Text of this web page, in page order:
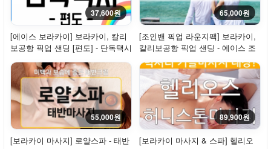
37,600원
[에이스 보라카이] 보라카이, 칼리
보공항 픽업 샌딩 [편도] - 단독택시
65,000원
[조인밴 픽업 라운지팩] 보라카이,
칼리보공항 픽업 샌딩 - 에이스 조
55,000원
[보라카이 마사지] 로얄스파 - 태반
89,900원
[보라카이 마사지 & 스파] 헬리오